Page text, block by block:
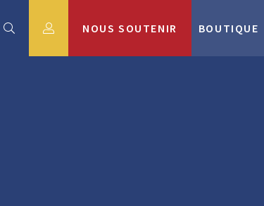
NOUS SOUTENIR BOUTIQUE